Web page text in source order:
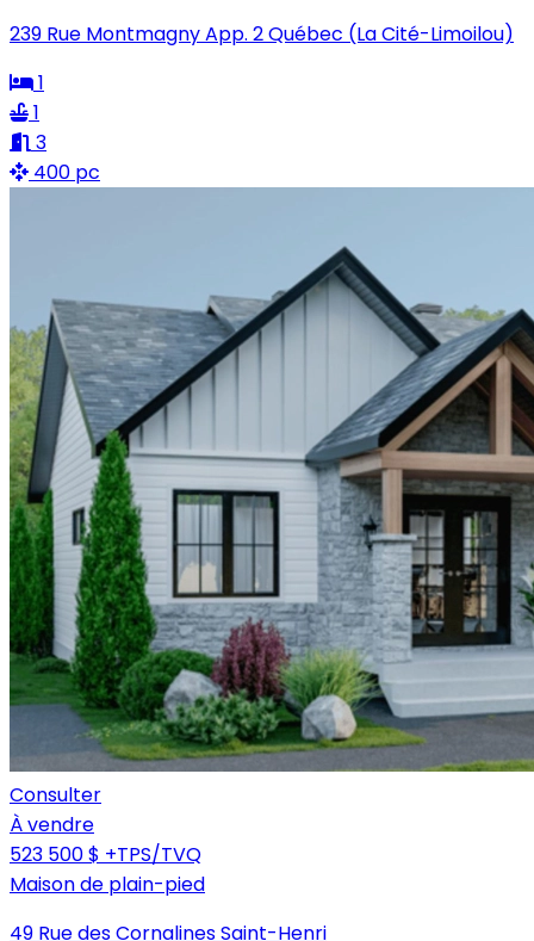
239 Rue Montmagny App. 2 Québec (La Cité-Limoilou)
1
1
3
400 pc
Consulter
À vendre
523 500 $ +TPS/TVQ
Maison de plain-pied
49 Rue des Cornalines Saint-Henri